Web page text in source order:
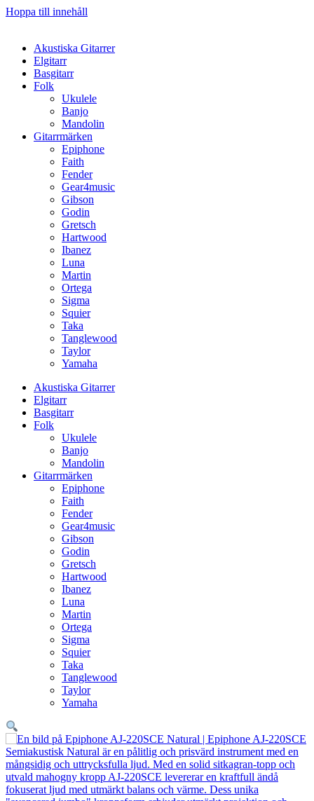
Hoppa till innehåll
Akustiska Gitarrer
Elgitarr
Basgitarr
Folk
Ukulele
Banjo
Mandolin
Gitarrmärken
Epiphone
Faith
Fender
Gear4music
Gibson
Godin
Gretsch
Hartwood
Ibanez
Luna
Martin
Ortega
Sigma
Squier
Taka
Tanglewood
Taylor
Yamaha
Akustiska Gitarrer
Elgitarr
Basgitarr
Folk
Ukulele
Banjo
Mandolin
Gitarrmärken
Epiphone
Faith
Fender
Gear4music
Gibson
Godin
Gretsch
Hartwood
Ibanez
Luna
Martin
Ortega
Sigma
Squier
Taka
Tanglewood
Taylor
Yamaha